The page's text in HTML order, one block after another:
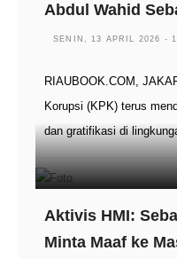
Abdul Wahid
SENIN, 13 APRIL 2026 -
RIAUBOOK.COM,
Korupsi (KPK) terus
dan gratifikasi di
Aktivis HMI:
Minta Maaf ke